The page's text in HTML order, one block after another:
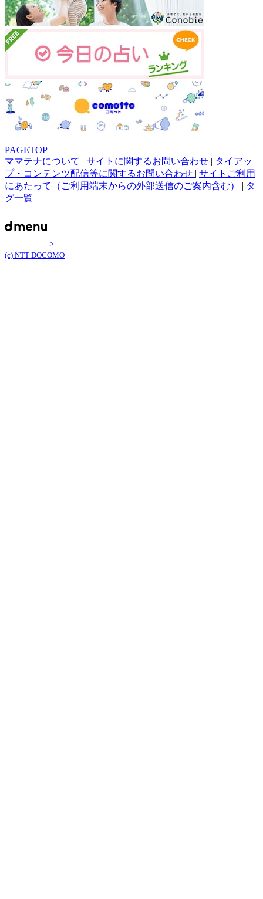
PAGETOP
ママテナについて | サイトに関するお問い合わせ | タイアッ
プ・コンテンツ配信等に関するお問い合わせ | サイトご利用
にあたって（ご利用端末からの外部送信のご案内含む） | タ
グ一覧
>
(c) NTT DOCOMO